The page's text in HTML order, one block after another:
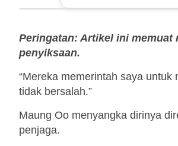
Peringatan: Artikel ini memuat
penyiksaan.
“Mereka memerintah saya
tidak bersalah.”
Maung Oo menyangka dirinya
penjaga.